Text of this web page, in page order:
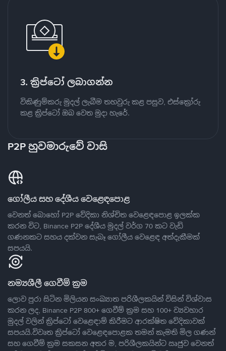
3. ක්‍රිප්ටෝ ලබාගන්න
විකිණුම්කරු මුදල් ලැබීම තහවුරු කළ පසුව, එස්ක්‍රෝරු
කළ ක්‍රිප්ටෝ ඔබ වෙත මුදා හැරේ.
P2P හුවමාරුවේ වාසි
ගෝලීය සහ දේශීය වෙළෙඳපොළ
වෙනත් බොහෝ P2P වේදිකා නිශ්චිත වෙළෙඳපොළ ඉලක්ක
කරන විට, Binance P2P දේශීය මුදල් වර්ග 70 කට වැඩි
ගණනකට සහය දක්වන සැබෑ ගෝලීය වෙළෙඳ අත්දැකීමක්
සපයයි.
නම්‍යශීලී ගෙවීම් ක්‍රම
ලොව පුරා සිටින මිලියන සංඛ්‍යාත පරිශීලකයින් විසින් විශ්වාස
කරන ලද, Binance P2P 800+ ගෙවීම් ක්‍රම සහ 100+ ව්‍යවහාර
මුදල් වලින් ක්‍රිප්ටෝ වෙළෙඳාම් කිරීමට ආරක්ෂිත වේදිකාවක්
සපයයි.විවෘත ක්‍රිප්ටෝ වෙළෙඳපොළක තමන් කැමති මිල ගණන්
සහ ගෙවීම් ක්‍රම සකසන අතර ම, පරිශීලකයින්ට ඍජුව වෙනත්